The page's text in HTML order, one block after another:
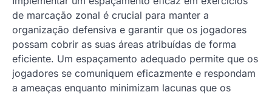
de marcação zonal é crucial para manter a
organização defensiva e garantir que os jogadores
possam cobrir as suas áreas atribuídas de forma
eficiente. Um espaçamento adequado permite que os
jogadores se comuniquem eficazmente e respondam
a ameaças enquanto minimizam lacunas que os